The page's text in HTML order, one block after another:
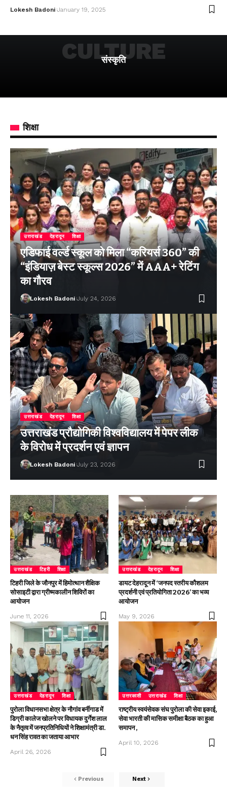
Lokesh Badoni January 19, 2025
संस्कृति
CULTURE
शिक्षा
उत्तराखंड देहरादून शिक्षा
एडिफाई वर्ल्ड स्कूल को मिला “करियर्स 360” की
“इंडियाज़ बेस्ट स्कूल्स 2026” में AAA+ रेटिंग
का गौरव
Lokesh Badoni July 24, 2026
उत्तराखंड देहरादून शिक्षा
उत्तराखंड प्रौद्योगिकी विश्वविद्यालय में पेपर लीक
के विरोध में प्रदर्शन एवं ज्ञापन
Lokesh Badoni July 23, 2026
उत्तराखंड टिहरी शिक्षा
टिहरी जिले के जौनपुर में हिमोत्थान शैक्षिक
सोसाइटी द्वारा ग्रीष्मकालीन शिविरों का
आयोजन
June 11, 2026
उत्तराखंड देहरादून शिक्षा
डायट देहरादून में ‘जनपद स्तरीय कौशलम
प्रदर्शनी एवं प्रतियोगिता 2026’ का भव्य
आयोजन
May 9, 2026
उत्तराखंड देहरादून शिक्षा
पुरोला विधानसभा क्षेत्र के नौगांव बर्नीगाड में
डिग्री कालेज खोलने पर विधायक दुर्गेश लाल
के नैतृत्व में जनप्रतिनिधियों ने शिक्षामंत्री डा.
धन सिंह रावत का जताया आभार
April 26, 2026
उत्तरकाशी उत्तराखंड शिक्षा
राष्ट्रीय स्वयंसेवक संघ पुरोला की सेवा इकाई,
सेवा भारती की मासिक समीक्षा बैठक का हुआ
समापन ,
April 10, 2026
Previous Next